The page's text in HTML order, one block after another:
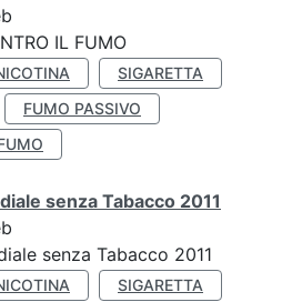
IL FUMO
SIGARETTA
FUMO PASSIVO
senza Tabacco 2011
senza Tabacco 2011
SIGARETTA